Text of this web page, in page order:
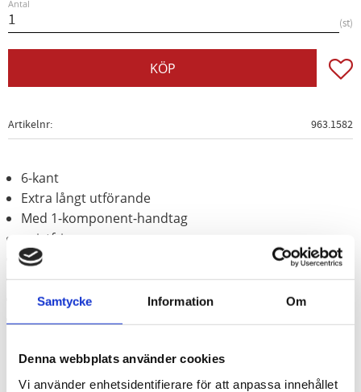
Samtycke Information Om
Denna webbplats använder cookies
Vi använder enhetsidentifierare för att anpassa innehållet
Antal
st
KÖP
Artikelnr 963.1582
6-kant
Extra långt utförande
Med 1-komponent-handtag
gnistfri
explosionsskyddad
korrosionsbeständig
slittålig
Aluminium-brons (icke-järn-legering)